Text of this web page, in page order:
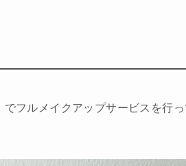
フルメイクアップサービスを行っ